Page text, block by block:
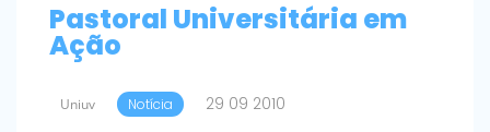
Pastoral Universitária em
Ação
Uniuv Notícia 29 09 2010